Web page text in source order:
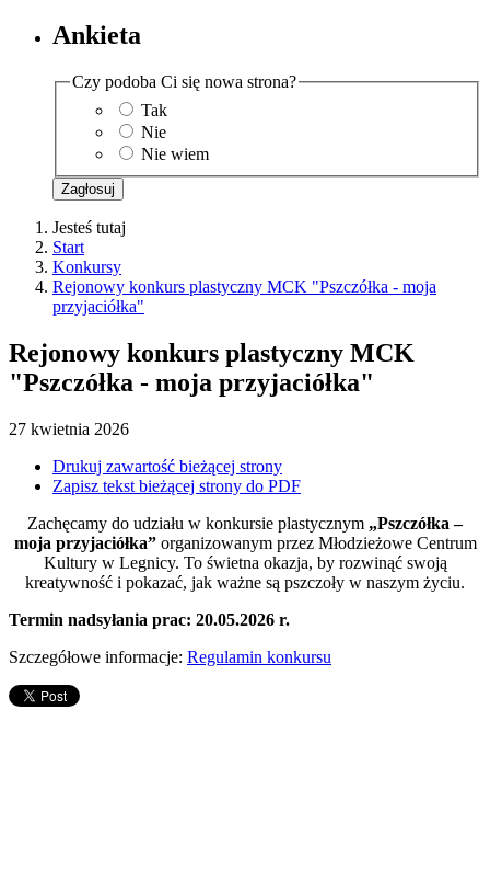
Ankieta
Czy podoba Ci się nowa strona?
Tak
Nie
Nie wiem
Zagłosuj
Jesteś tutaj
Start
Konkursy
Rejonowy konkurs plastyczny MCK "Pszczółka - moja
przyjaciółka"
Rejonowy konkurs plastyczny MCK
"Pszczółka - moja przyjaciółka"
27 kwietnia 2026
Drukuj zawartość bieżącej strony
Zapisz tekst bieżącej strony do PDF
Zachęcamy do udziału w konkursie plastycznym „Pszczółka –
moja przyjaciółka”organizowanym przez Młodzieżowe Centrum
Kultury w Legnicy. To świetna okazja, by rozwinąć swoją
kreatywność i pokazać, jak ważne są pszczoły w naszym życiu.
Termin nadsyłania prac: 20.05.2026 r.
Szczegółowe informacje: Regulamin konkursu